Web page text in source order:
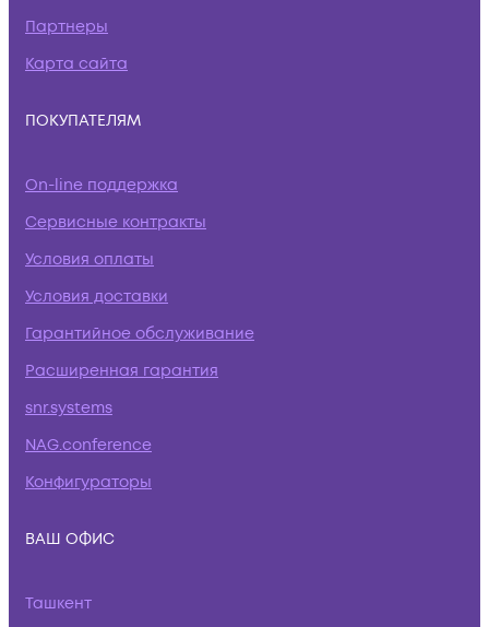
Партнеры
Карта сайта
ПОКУПАТЕЛЯМ
On-line поддержка
Сервисные контракты
Условия оплаты
Условия доставки
Гарантийное обслуживание
Расширенная гарантия
snr.systems
NAG.conference
Конфигураторы
ВАШ ОФИС
Ташкент